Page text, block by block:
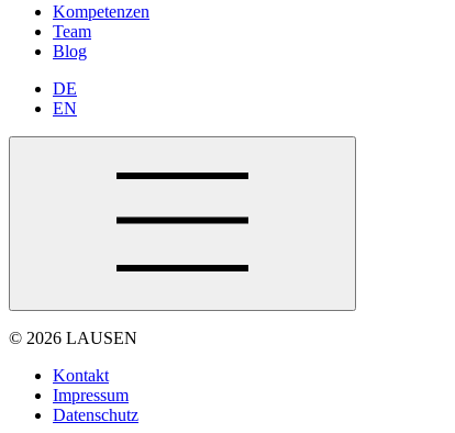
Kompetenzen
Team
Blog
DE
EN
© 2026 LAUSEN
Kontakt
Impressum
Datenschutz